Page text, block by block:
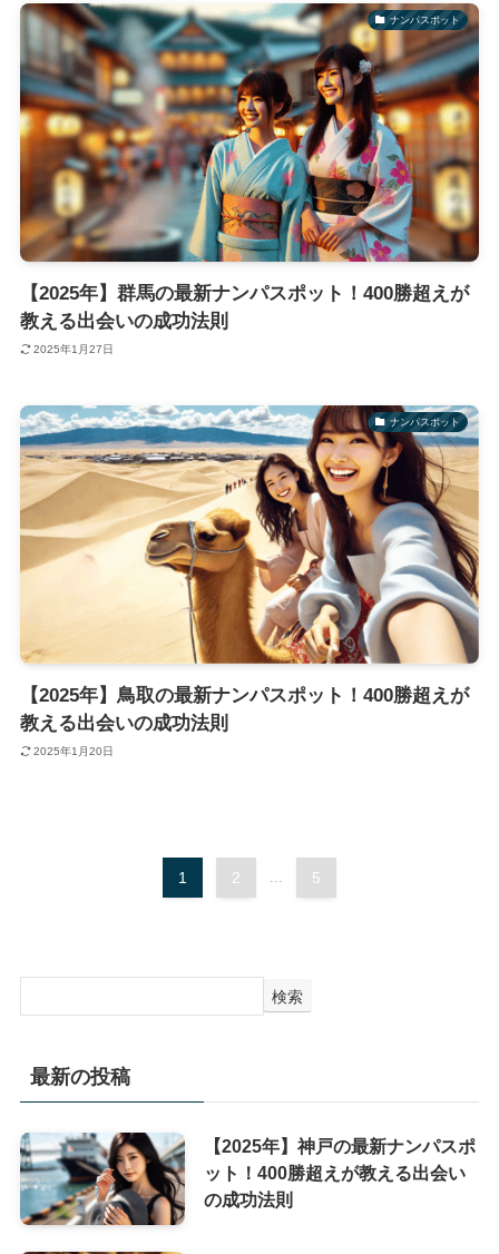
ナンパスポット
【2025年】群馬の最新ナンパスポット！400勝超えが
教える出会いの成功法則
2025年1月27日
ナンパスポット
【2025年】鳥取の最新ナンパスポット！400勝超えが
教える出会いの成功法則
2025年1月20日
1 2 ... 5
検索
最新の投稿
【2025年】神戸の最新ナンパスポ
ット！400勝超えが教える出会い
の成功法則